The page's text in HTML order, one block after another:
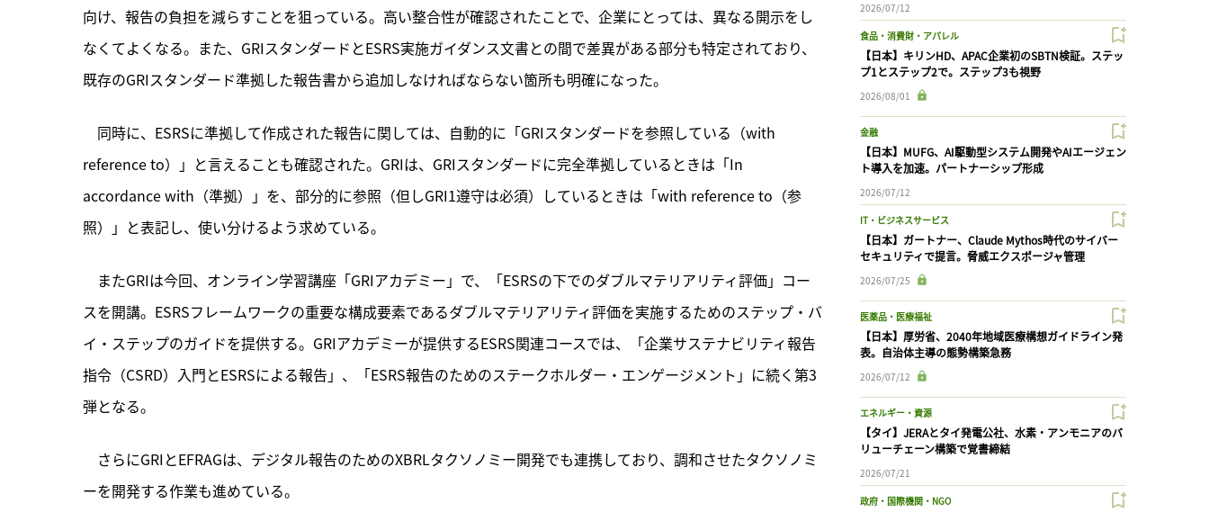
向け、報告の負担を減らすことを狙っている。高い整合性が確認されたことで、企業にとっては、異なる開示をし
なくてよくなる。また、GRIスタンダードとESRS実施ガイダンス文書との間で差異がある部分も特定されており、
既存のGRIスタンダード準拠した報告書から追加しなければならない箇所も明確になった。
同時に、ESRSに準拠して作成された報告に関しては、自動的に「GRIスタンダードを参照している（with
reference to）」と言えることも確認された。GRIは、GRIスタンダードに完全準拠しているときは「In
accordance with（準拠）」を、部分的に参照（但しGRI1遵守は必須）しているときは「with reference to（参
照）」と表記し、使い分けるよう求めている。
またGRIは今回、オンライン学習講座「GRIアカデミー」で、「ESRSの下でのダブルマテリアリティ評価」コー
スを開講。ESRSフレームワークの重要な構成要素であるダブルマテリアリティ評価を実施するためのステップ・バ
イ・ステップのガイドを提供する。GRIアカデミーが提供するESRS関連コースでは、「企業サステナビリティ報告
指令（CSRD）入門とESRSによる報告」、「ESRS報告のためのステークホルダー・エンゲージメント」に続く第3
弾となる。
さらにGRIとEFRAGは、デジタル報告のためのXBRLタクソノミー開発でも連携しており、調和させたタクソノミ
ーを開発する作業も進めている。
2026/07/12
食品・消費財・アパレル
【日本】キリンHD、APAC企業初のSBTN検証。ステッ
プ1とステップ2で。ステップ3も視野
2026/08/01
金融
【日本】MUFG、AI駆動型システム開発やAIエージェン
ト導入を加速。パートナーシップ形成
2026/07/12
IT・ビジネスサービス
【日本】ガートナー、Claude Mythos時代のサイバー
セキュリティで提言。脅威エクスポージャ管理
2026/07/25
医薬品・医療福祉
【日本】厚労省、2040年地域医療構想ガイドライン発
表。自治体主導の態勢構築急務
2026/07/12
エネルギー・資源
【タイ】JERAとタイ発電公社、水素・アンモニアのバ
リューチェーン構築で覚書締結
2026/07/21
政府・国際機関・NGO